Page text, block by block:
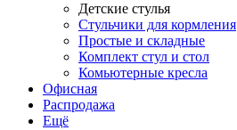
Детские стулья
Стульчики для кормления
Простые и складные
Комплект стул и стол
Комьютерные кресла
Офисная
Распродажа
Eщё